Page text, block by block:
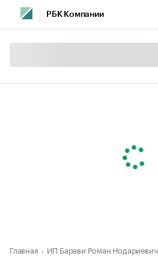
РБК Компании
Главная ИП Барави Роман Нодариевич